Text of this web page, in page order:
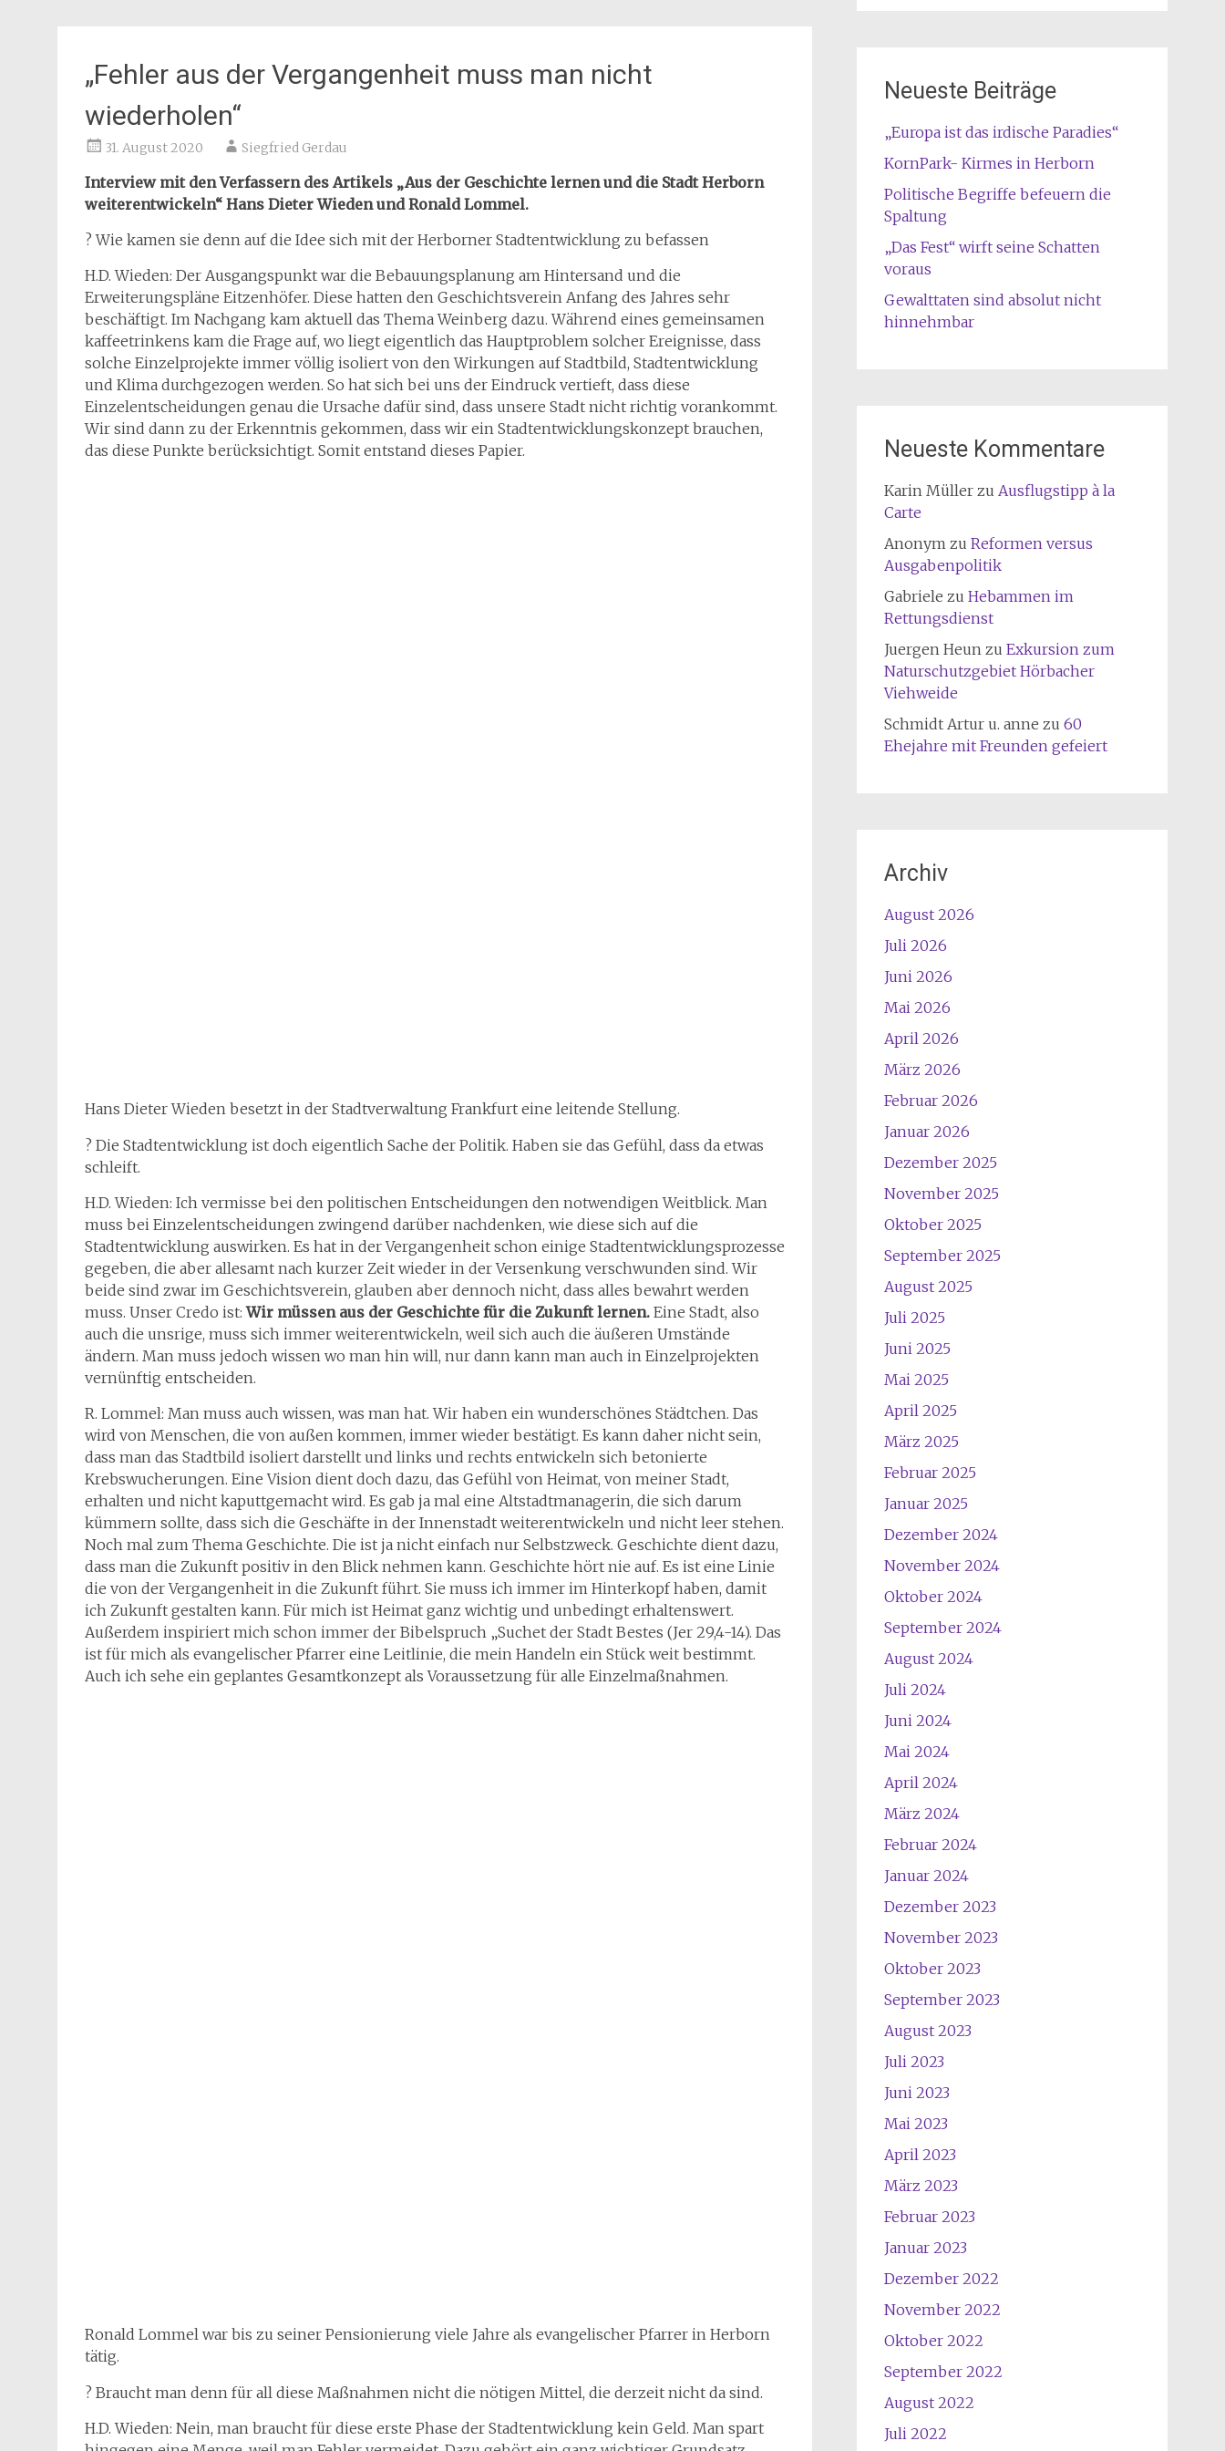
„Fehler aus der Vergangenheit muss man nicht
wiederholen“
31. August 2020 Siegfried Gerdau
Interview mit den Verfassern des Artikels „Aus der Geschichte lernen und die Stadt Herborn
weiterentwickeln“ Hans Dieter Wieden und Ronald Lommel.
? Wie kamen sie denn auf die Idee sich mit der Herborner Stadtentwicklung zu befassen
H.D. Wieden: Der Ausgangspunkt war die Bebauungsplanung am Hintersand und die
Erweiterungspläne Eitzenhöfer. Diese hatten den Geschichtsverein Anfang des Jahres sehr
beschäftigt. Im Nachgang kam aktuell das Thema Weinberg dazu. Während eines gemeinsamen
kaffeetrinkens kam die Frage auf, wo liegt eigentlich das Hauptproblem solcher Ereignisse, dass
solche Einzelprojekte immer völlig isoliert von den Wirkungen auf Stadtbild, Stadtentwicklung
und Klima durchgezogen werden. So hat sich bei uns der Eindruck vertieft, dass diese
Einzelentscheidungen genau die Ursache dafür sind, dass unsere Stadt nicht richtig vorankommt.
Wir sind dann zu der Erkenntnis gekommen, dass wir ein Stadtentwicklungskonzept brauchen,
das diese Punkte berücksichtigt. Somit entstand dieses Papier.
Hans Dieter Wieden besetzt in der Stadtverwaltung Frankfurt eine leitende Stellung.
? Die Stadtentwicklung ist doch eigentlich Sache der Politik. Haben sie das Gefühl, dass da etwas
schleift.
H.D. Wieden: Ich vermisse bei den politischen Entscheidungen den notwendigen Weitblick. Man
muss bei Einzelentscheidungen zwingend darüber nachdenken, wie diese sich auf die
Stadtentwicklung auswirken. Es hat in der Vergangenheit schon einige Stadtentwicklungsprozesse
gegeben, die aber allesamt nach kurzer Zeit wieder in der Versenkung verschwunden sind. Wir
beide sind zwar im Geschichtsverein, glauben aber dennoch nicht, dass alles bewahrt werden
muss. Unser Credo ist:Wir müssen aus der Geschichte für die Zukunft lernen. Eine Stadt, also
auch die unsrige, muss sich immer weiterentwickeln, weil sich auch die äußeren Umstände
ändern. Man muss jedoch wissen wo man hin will, nur dann kann man auch in Einzelprojekten
vernünftig entscheiden.
R. Lommel: Man muss auch wissen, was man hat. Wir haben ein wunderschönes Städtchen. Das
wird von Menschen, die von außen kommen, immer wieder bestätigt. Es kann daher nicht sein,
dass man das Stadtbild isoliert darstellt und links und rechts entwickeln sich betonierte
Krebswucherungen. Eine Vision dient doch dazu, das Gefühl von Heimat, von meiner Stadt,
erhalten und nicht kaputtgemacht wird. Es gab ja mal eine Altstadtmanagerin, die sich darum
kümmern sollte, dass sich die Geschäfte in der Innenstadt weiterentwickeln und nicht leer stehen.
Noch mal zum Thema Geschichte. Die ist ja nicht einfach nur Selbstzweck. Geschichte dient dazu,
dass man die Zukunft positiv in den Blick nehmen kann. Geschichte hört nie auf. Es ist eine Linie
die von der Vergangenheit in die Zukunft führt. Sie muss ich immer im Hinterkopf haben, damit
ich Zukunft gestalten kann. Für mich ist Heimat ganz wichtig und unbedingt erhaltenswert.
Außerdem inspiriert mich schon immer der Bibelspruch „Suchet der Stadt Bestes (Jer 29,4-14). Das
ist für mich als evangelischer Pfarrer eine Leitlinie, die mein Handeln ein Stück weit bestimmt.
Auch ich sehe ein geplantes Gesamtkonzept als Voraussetzung für alle Einzelmaßnahmen.
Ronald Lommel war bis zu seiner Pensionierung viele Jahre als evangelischer Pfarrer in Herborn
tätig.
? Braucht man denn für all diese Maßnahmen nicht die nötigen Mittel, die derzeit nicht da sind.
H.D. Wieden: Nein, man braucht für diese erste Phase der Stadtentwicklung kein Geld. Man spart
Neueste Beiträge
„Europa ist das irdische Paradies“
KornPark- Kirmes in Herborn
Politische Begriffe befeuern die
Spaltung
„Das Fest“ wirft seine Schatten
voraus
Gewalttaten sind absolut nicht
hinnehmbar
Neueste Kommentare
Karin Müllerzu Ausflugstipp à la
Carte
Anonymzu Reformen versus
Ausgabenpolitik
Gabriele zu Hebammen im
Rettungsdienst
Juergen Heunzu Exkursion zum
Naturschutzgebiet Hörbacher
Viehweide
Schmidt Artur u. anne zu 60
Ehejahre mit Freunden gefeiert
Archiv
August 2026
Juli 2026
Juni 2026
Mai 2026
April 2026
März 2026
Februar 2026
Januar 2026
Dezember 2025
November 2025
Oktober 2025
September 2025
August 2025
Juli 2025
Juni 2025
Mai 2025
April 2025
März 2025
Februar 2025
Januar 2025
Dezember 2024
November 2024
Oktober 2024
September 2024
August 2024
Juli 2024
Juni 2024
Mai 2024
April 2024
März 2024
Februar 2024
Januar 2024
Dezember 2023
November 2023
Oktober 2023
September 2023
August 2023
Juli 2023
Juni 2023
Mai 2023
April 2023
März 2023
Februar 2023
Januar 2023
Dezember 2022
November 2022
Oktober 2022
September 2022
August 2022
Juli 2022